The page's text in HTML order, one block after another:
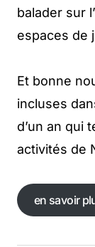
balader sur
espaces de
Et bonne
incluses
d’un an qui
activités de
en savoir
en savoir